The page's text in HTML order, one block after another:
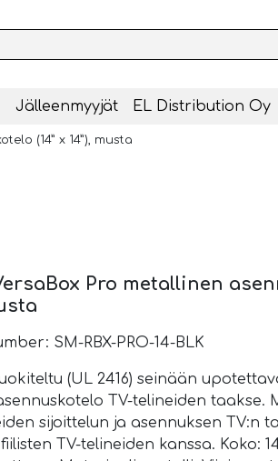
Jälleenmyyjät EL Distribution Oy
(14” x 14”), musta
Pro metallinen
SM-RBX-PRO-14-BLK
(UL 2416) seinään
TV-telineiden taakse.
sijoittelun ja asennuksen TV:n
TV-telineiden kanssa. Koko: